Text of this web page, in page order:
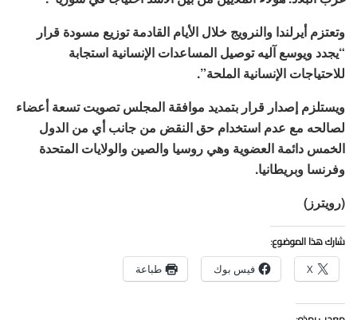
وتعتزم أيرلندا والنرويج خلال الأيام القادمة توزيع مسودة قرار
“يجدد ويوسع آليه توصيل المساعدات الإنسانية استجابة
للاحتياجات الإنسانية الملحة”.
ويستلزم إصدار قرار بتمديد موافقة المجلس تصويت تسعة أعضاء
لصالحه مع عدم استخدام حق النقض من جانب أي من الدول
الخمس دائمة العضوية وهي روسيا والصين والولايات المتحدة
وفرنسا وبريطانيا.
(رويترز)
شارك هذا الموضوع:
X فيس بوك طباعة